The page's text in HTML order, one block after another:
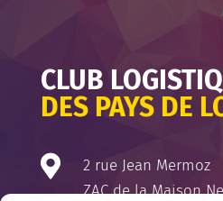
CLUB
DES PAYS DE

2 rue Jean Mermoz
ZAC de la Maison